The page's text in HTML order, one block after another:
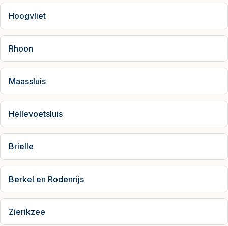
Hoogvliet
Rhoon
Maassluis
Hellevoetsluis
Brielle
Berkel en Rodenrijs
Zierikzee